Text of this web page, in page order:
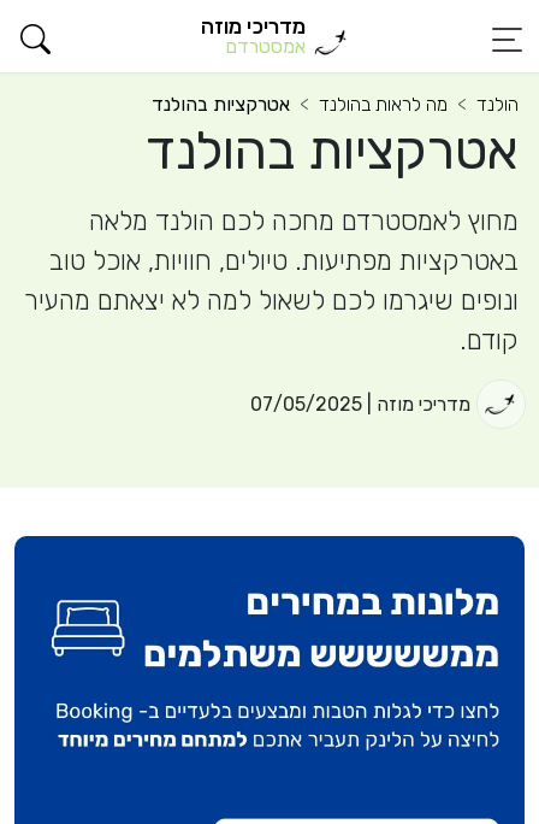
מדריכי מוזה
אמסטרדם
הולנד מה לראות בהולנד אטרקציות בהולנד
אטרקציות בהולנד
מחוץ לאמסטרדם מחכה לכם הולנד מלאה
באטרקציות מפתיעות. טיולים, חוויות, אוכל טוב
ונופים שיגרמו לכם לשאול למה לא יצאתם מהעיר
קודם.
מדריכי מוזה | 07/05/2025